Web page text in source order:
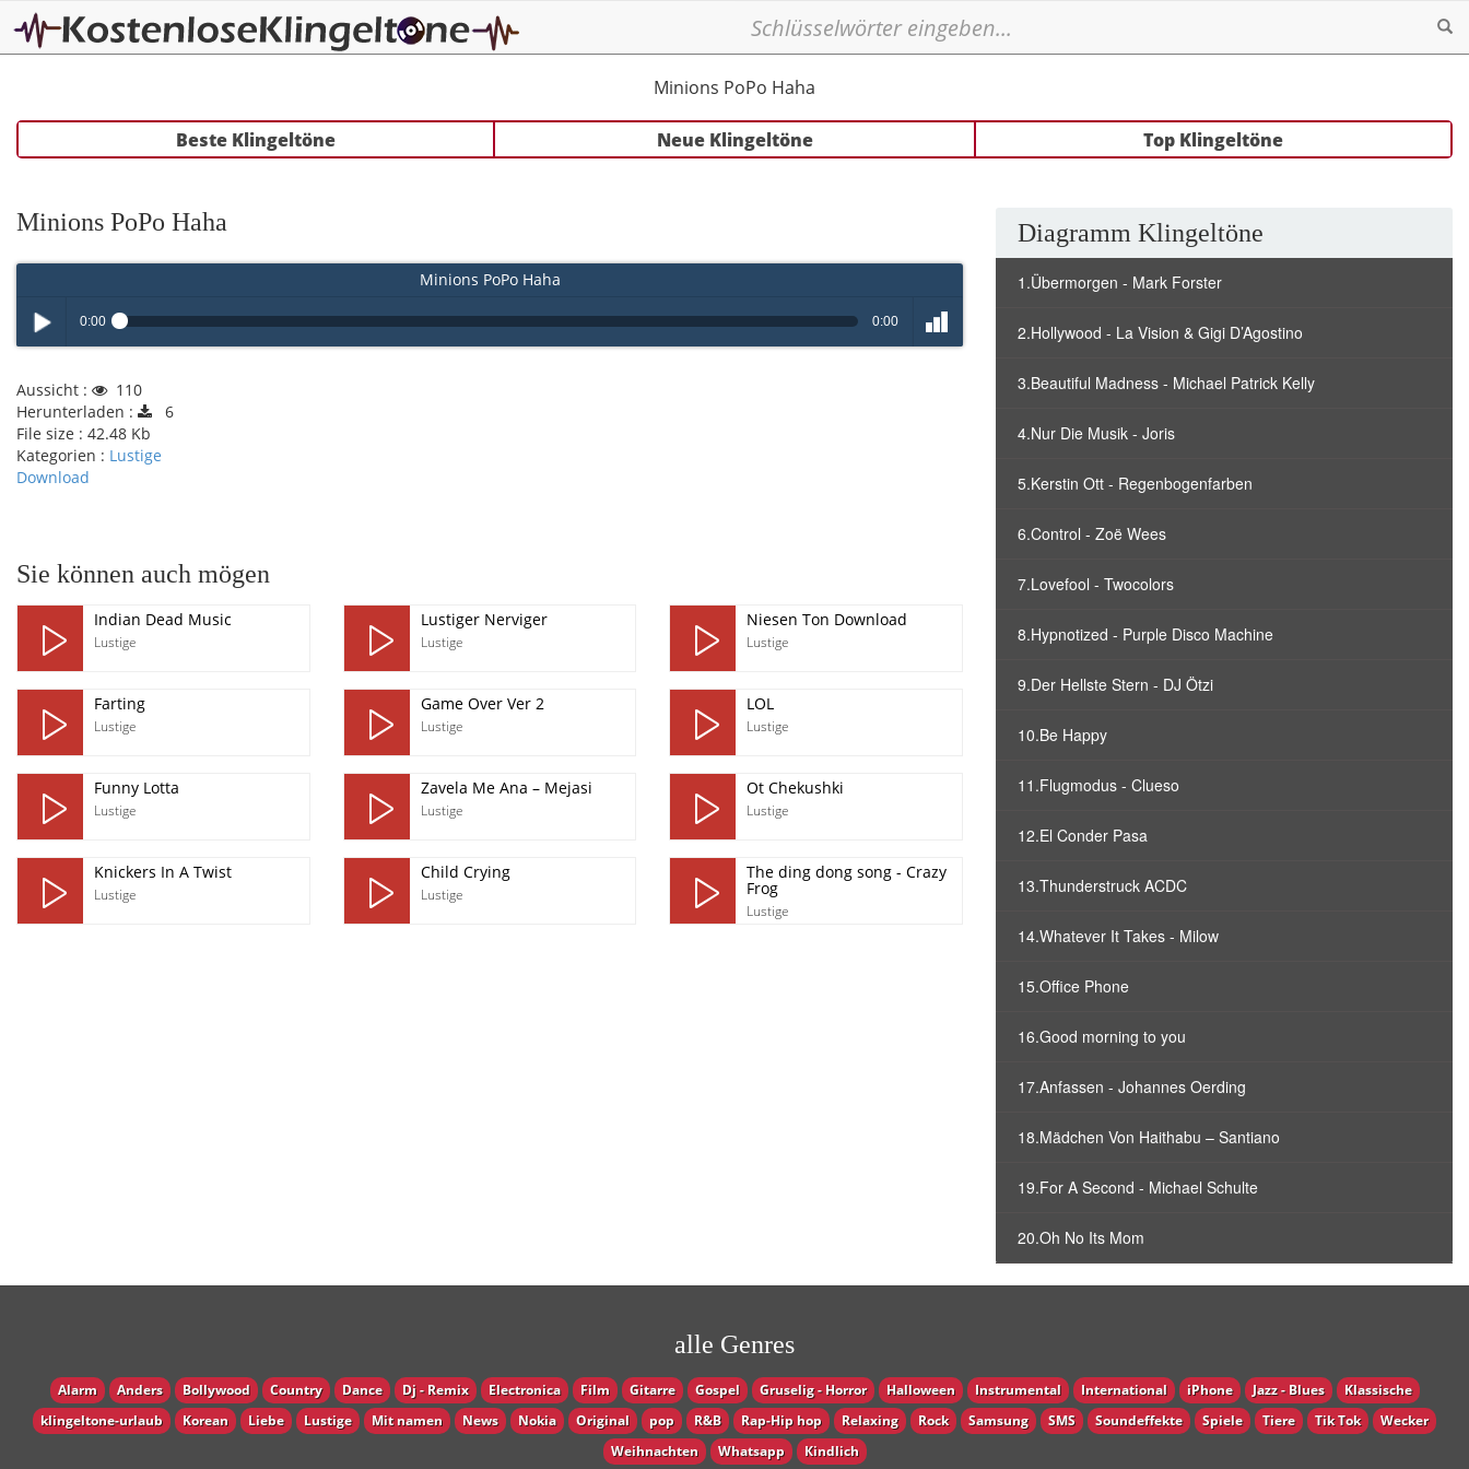
Minions PoPo Haha
Beste Klingeltöne Neue Klingeltöne Top Klingeltöne
Minions PoPo Haha
Minions PoPo Haha
Play /
0:00 0:00
Aussicht :
110
Herunterladen :
6
File size : 42.48 Kb
Kategorien : Lustige
Download
Sie können auch mögen
Indian Dead Music
Lustige
Lustiger Nerviger
Lustige
Niesen Ton Download
Lustige
Farting
Lustige
Game Over Ver 2
Lustige
LOL
Lustige
Funny Lotta
Lustige
Zavela Me Ana – Mejasi
Lustige
Ot Chekushki
Lustige
Knickers In A Twist
Lustige
Child Crying
Lustige
The ding dong song - Crazy
Frog
Lustige
Diagramm Klingeltöne
1.Übermorgen - Mark Forster
2.Hollywood - La Vision & Gigi D’Agostino
3.Beautiful Madness - Michael Patrick Kelly
4.Nur Die Musik - Joris
5.Kerstin Ott - Regenbogenfarben
6.Control - Zoë Wees
7.Lovefool - Twocolors
8.Hypnotized - Purple Disco Machine
9.Der Hellste Stern - DJ Ötzi
10.Be Happy
11.Flugmodus - Clueso
12.El Conder Pasa
13.Thunderstruck ACDC
14.Whatever It Takes - Milow
15.Office Phone
16.Good morning to you
17.Anfassen - Johannes Oerding
18.Mädchen Von Haithabu – Santiano
19.For A Second - Michael Schulte
20.Oh No Its Mom
alle Genres
Alarm Anders Bollywood Country Dance Dj - Remix Electronica Film Gitarre Gospel Gruselig - Horror Halloween Instrumental International iPhone Jazz - Blues
Klassische
klingeltone-urlaub
Korean Liebe Lustige Mit namen News Nokia Original pop R&B Rap-Hip hop Relaxing Rock Samsung SMS Soundeffekte Spiele Tiere Tik Tok
Wecker
Weihnachten
Whatsapp Кindlich